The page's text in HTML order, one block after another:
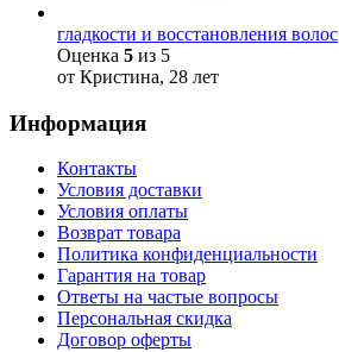
гладкости и восстановления волос
Оценка 5 из 5
от Кристина, 28 лет
Информация
Контакты
Условия доставки
Условия оплаты
Возврат товара
Политика конфиденциальности
Гарантия на товар
Ответы на частые вопросы
Персональная скидка
Договор оферты